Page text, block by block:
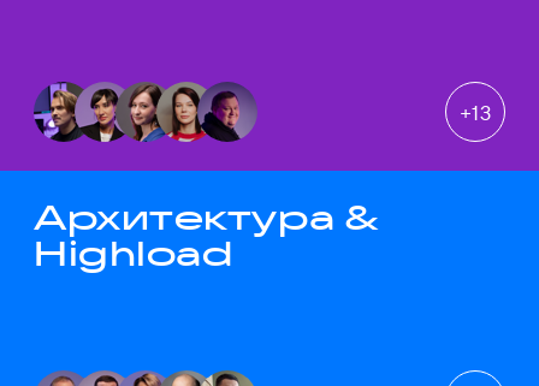
+13
Архитектура &
Highload